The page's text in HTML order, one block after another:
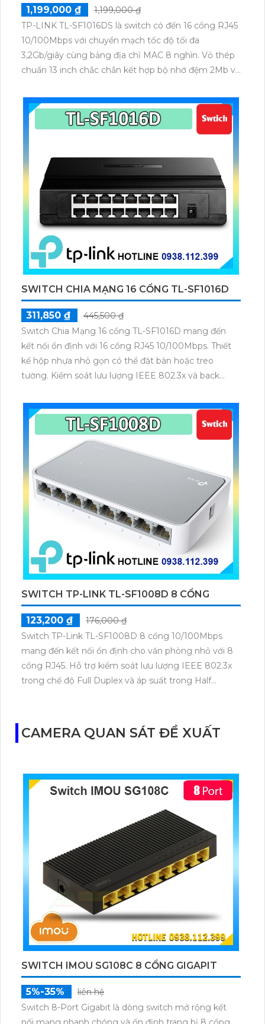
1,199,000 ₫
1,199,000 ₫
TP-LINK TL-SF1016DS là switch có đến 16 cổng RJ45
10/100Mbps với chuyển mạch tốc độ tối đa
3,2Gb/giây cùng bảng địa chỉ MAC 8 nghìn. Vỏ thép
chuẩn 13 inch chắc chắn kết hợp bộ nhớ đệm 2Mb và
Kiểm soát luồng IEEE 802.3x và khả năng tiết kiệm
điện giúp TL-SF1016DS phù hợp cho môi trường
mạng kinh doanh nhỏ và vừa.
SWITCH CHIA MẠNG 16 CỔNG TL-SF1016D
311,850 ₫
445,500 ₫
Switch Chia Mạng 16 cổng TL-SF1016D mang đến
kết nối ổn định với 16 cổng RJ45 10/100Mbps. Thiết
kế hộp nhựa nhỏ gọn có thể đặt bàn hoặc treo
tường. Kiểm soát lưu lượng IEEE 802.3x và back
chỉ 3.1W tiết kiệm đến 70% năng lượng vận hành êm
ái không quạt.
SWITCH TP-LINK TL-SF1008D 8 CỔNG
123,200 ₫
176,000 ₫
Switch TP-Link TL-SF1008D 8 cổng 10/100Mbps
mang đến kết nối ổn định cho văn phòng nhỏ với 8
cổng RJ45. Hỗ trợ kiểm soát lưu lượng IEEE 802.3x
trong chế độ Full Duplex và áp suất trong Half
CAMERA QUAN SÁT ĐỀ XUẤT
SWITCH IMOU SG108C 8 CỔNG GIGAPIT
5%-35%
liên hệ
Switch 8-Port Gigabit là dòng switch mở rộng kết